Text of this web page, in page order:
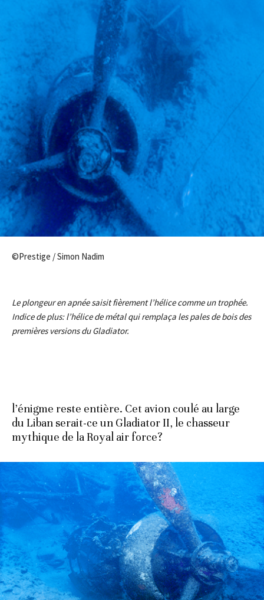
©Prestige / Simon Nadim
Le plongeur en apnée saisit fièrement l’hélice comme un trophée.
Indice de plus: l’hélice de métal qui remplaça les pales de bois des
premières versions du Gladiator.
l’énigme reste entière. Cet avion coulé au large
du Liban serait-ce un Gladiator II, le chasseur
mythique de la Royal air force?